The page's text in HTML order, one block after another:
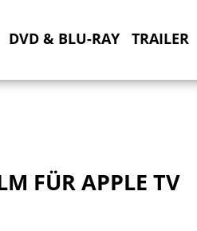
DVD & BLU-RAY TRAILER
FÜR APPLE TV